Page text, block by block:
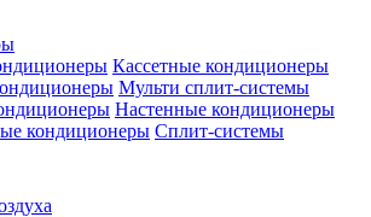
Кассетные кондиционеры
Мульти сплит-системы
Настенные кондиционеры
кондиционеры Сплит-системы